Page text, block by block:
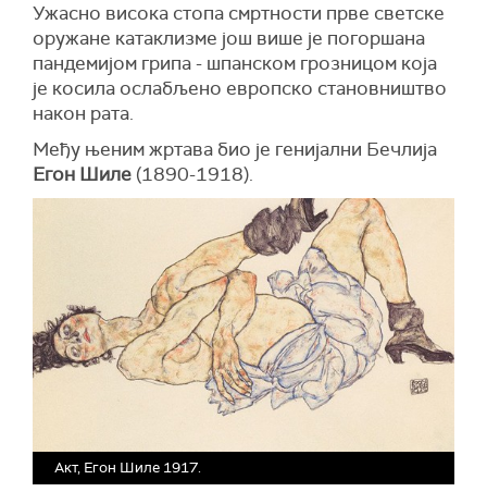
Ужасно висока стопа смртности прве светске
оружане катаклизме још више је погоршана
пандемијом грипа - шпанском грозницом која
је косила ослабљено европско становништво
након рата.
Међу њеним жртава био је генијални Бечлија
Егон Шиле (1890-1918).
Акт, Егон Шиле 1917.